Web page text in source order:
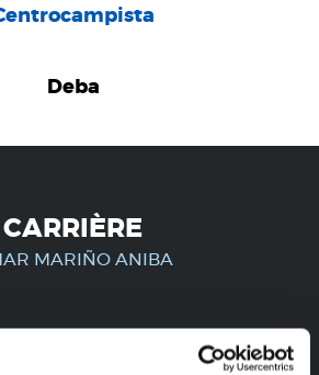
Deba
CARRIÈRE
MARIÑO ANIBA
POUR LES